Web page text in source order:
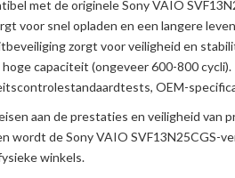
met deoriginele Sony VAIO
voor snel opladen en een langere
zorgt voor veiligheid en
capaciteit (ongeveer 600-800 cycli).
OEM-
aan de prestaties en veiligheid van
wordt deSony VAIO SVF13N25CGS-
winkels.